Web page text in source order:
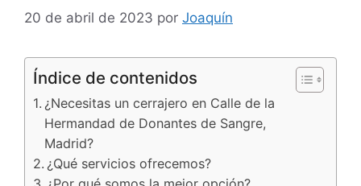
20 de abril de 2023 por Joaquín
Índice de contenidos
¿Necesitas un cerrajero en Calle de la
Hermandad de Donantes de Sangre,
Madrid?
¿Qué servicios ofrecemos?